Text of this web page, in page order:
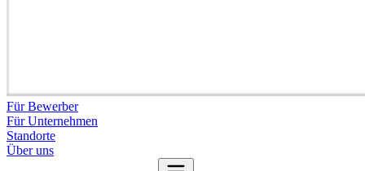
Für Bewerber
Für Unternehmen
Standorte
Über uns